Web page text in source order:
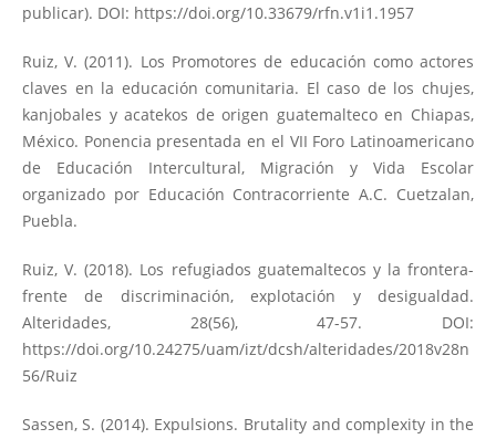
publicar). DOI: https://doi.org/10.33679/rfn.v1i1.1957
Ruiz, V. (2011). Los Promotores de educación como actores
claves en la educación comunitaria. El caso de los chujes,
kanjobales y acatekos de origen guatemalteco en Chiapas,
México. Ponencia presentada en el VII Foro Latinoamericano
de Educación Intercultural, Migración y Vida Escolar
organizado por Educación Contracorriente A.C. Cuetzalan,
Puebla.
Ruiz, V. (2018). Los refugiados guatemaltecos y la frontera-
frente de discriminación, explotación y desigualdad.
Alteridades, 28(56), 47-57. DOI:
https://doi.org/10.24275/uam/izt/dcsh/alteridades/2018v28n
56/Ruiz
Sassen, S. (2014). Expulsions. Brutality and complexity in the